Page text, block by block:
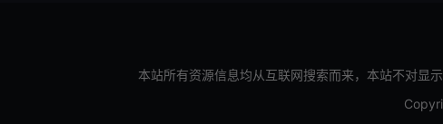
本站所有资源信息均从互联网搜索而来，本站不对显